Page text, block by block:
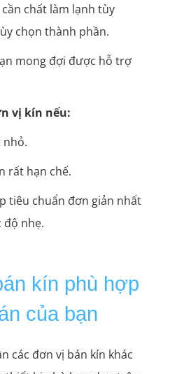
chất làm lạnh tùy
chọn thành phần.
mong đợi được hỗ trợ
vị kín nếu:
nhỏ.
rất hạn chế.
tiêu chuẩn đơn giản nhất
độ nhẹ.
kín phù hợp
của bạn
các đơn vị bán kín khác